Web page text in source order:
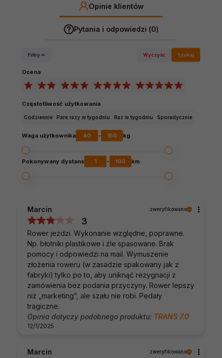
Opinie klientów
Pytania i odpowiedzi (0)
Filtry Wyczyść Szukaj
Ocena
Częstotliwość użytkowania
Codziennie Pare razy w tygodniu Raz w tygodniu Sporadycznie
Waga użytkownika 40 - 150 kg
Pokonywany dystans 1 - 100 km
Marcin zweryfikowano
3
Rower jeździ. Wykonanie względne, poprawne.
Np. błotniki plastikowe i źle spasowane. Brak
pomocy i odpowiedzi na mail. Wymuszenie
złożenia roweru (w zasadzie spakowany jak z
fabryki) tylko po to, aby uniknąć rezygnacji z
zamówienia bez podania przyczyny. Rower lepszy
niż „marketing”, ale szału nie robi. Pedały
tragiczne.
Opinia dotyczy podobnego produktu: TRANS 7.0
12/1/2025
Marcin zweryfikowano